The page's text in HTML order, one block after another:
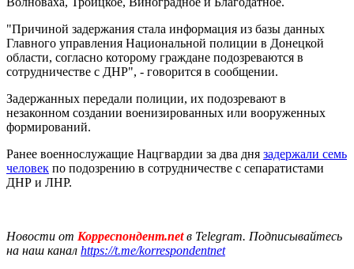
"Причиной задержания стала информация из базы данных
Главного управления Национальной полиции в Донецкой
области, согласно которому граждане подозреваются в
сотрудничестве с ДНР", - говорится в сообщении.
Задержанных передали полиции, их подозревают в
незаконном создании военизированных или вооруженных
формирований.
Ранее военнослужащие Нацгвардии за два дня задержали семь
человек по подозрению в сотрудничестве с сепаратистами
ДНР и ЛНР.
Новости от Корреспондент.netв Telegram. Подписывайтесь
на наш канал https://t.me/korrespondentnet